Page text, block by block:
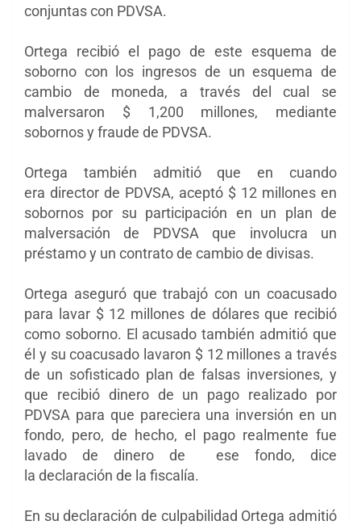
conjuntas con PDVSA.
Ortega recibió el pago de este esquema de
soborno con los ingresos de un esquema de
cambio de moneda, a través del cual se
malversaron $ 1,200 millones, mediante
sobornos y fraude de PDVSA.
Ortega también admitió que en cuando
era director de PDVSA, aceptó $ 12 millones en
sobornos por su participación en un plan de
malversación de PDVSA que involucra un
préstamo y un contrato de cambio de divisas.
Ortega aseguró que trabajó con un coacusado
para lavar $ 12 millones de dólares que recibió
como soborno. El acusado también admitió que
él y su coacusado lavaron $ 12 millones a través
de un sofisticado plan de falsas inversiones, y
que recibió dinero de un pago realizado por
PDVSA para que pareciera una inversión en un
fondo, pero, de hecho, el pago realmente fue
lavado de dinero de ese fondo, dice
la declaración de la fiscalía.
En su declaración de culpabilidad Ortega admitió